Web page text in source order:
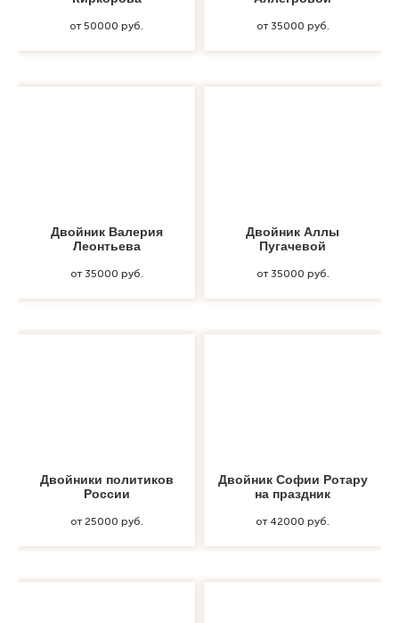
от 50000 руб. от 35000 руб.
Двойник Валерия
Леонтьева
от 35000 руб.
Двойник Аллы
Пугачевой
от 35000 руб.
Двойники политиков
России
от 25000 руб.
Двойник Софии Ротару
на праздник
от 42000 руб.